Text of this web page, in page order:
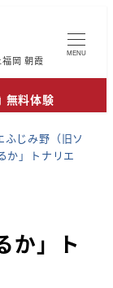
岡 朝霞
無料体験
MENU
ふじみ野（旧ソ
か」トナリエ
か」ト